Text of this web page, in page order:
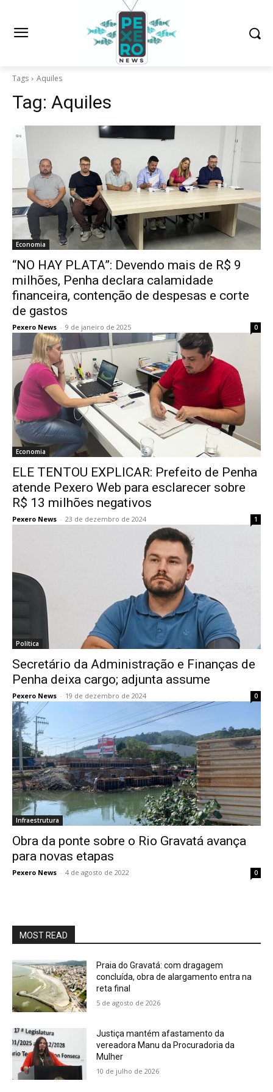
Tags Aquiles
Tag: Aquiles
Economia
“NO HAY PLATA”: Devendo mais de R$ 9
milhões, Penha declara calamidade
financeira, contenção de despesas e corte
de gastos
Pexero News - 9 de janeiro de 2025 0
Economia
ELE TENTOU EXPLICAR: Prefeito de Penha
atende Pexero Web para esclarecer sobre
R$ 13 milhões negativos
Pexero News - 23 de dezembro de 2024 1
Política
Secretário da Administração e Finanças de
Penha deixa cargo; adjunta assume
Pexero News - 19 de dezembro de 2024 0
Infraestrutura
Obra da ponte sobre o Rio Gravatá avança
para novas etapas
Pexero News - 4 de agosto de 2022 0
MOST READ
Praia do Gravatá: com dragagem
concluída, obra de alargamento entra na
reta final
5 de agosto de 2026
Justiça mantém afastamento da
vereadora Manu da Procuradoria da
Mulher
10 de julho de 2026